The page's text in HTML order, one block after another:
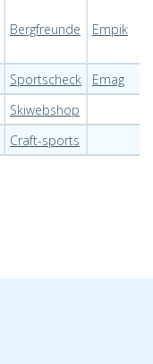
Bergfreunde Empik
Sportscheck
Emag
Skiwebshop
Craft-sports